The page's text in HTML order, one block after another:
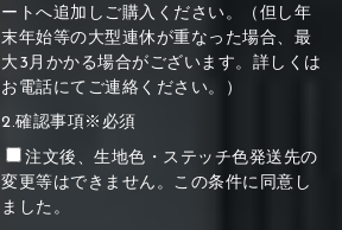
ートへ追加しご購入ください。（但し年
末年始等の大型連休が重なった場合、最
大3月かかる場合がございます。詳しくは
お電話にてご連絡ください。）
2.確認事項※必須
注文後、生地色・ステッチ色発送先の
変更等はできません。この条件に同意し
ました。